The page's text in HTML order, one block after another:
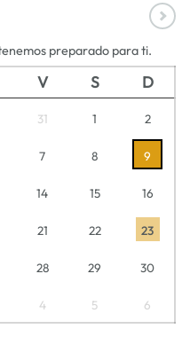
preparado para ti.
V S D
31 1 2
7 8 9
14 15 16
21 22 23
28 29 30
4 5 6